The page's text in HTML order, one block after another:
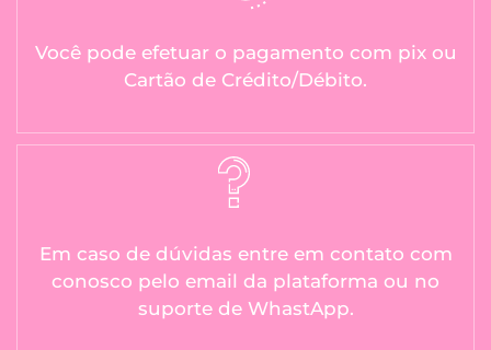
Você pode efetuar o pagamento com pix ou
Cartão de Crédito/Débito.
Em caso de dúvidas entre em contato com
conosco pelo email da plataforma ou no
suporte de WhastApp.